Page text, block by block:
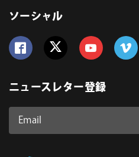
ソーシャル
ニュースレター登録
Email